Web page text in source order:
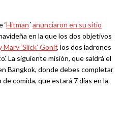
‘Hitman´anunciaron en su sitio
en la que los dos objetivos
‘Slick’ Gonif, los dos ladrones
La siguiente misión, que saldrá el
Bangkok, donde debes completar
comida, que estará 7 días en la